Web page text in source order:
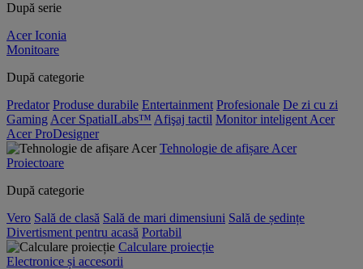
După serie
Acer Iconia
Monitoare
După categorie
Predator Produse durabile Entertainment Profesionale De zi cu zi
Gaming Acer SpatialLabs™ Afişaj tactil Monitor inteligent Acer
Acer ProDesigner
Tehnologie de afișare Acer
Proiectoare
După categorie
Vero Sală de clasă Sală de mari dimensiuni Sală de ședințe
Divertisment pentru acasă Portabil
Calculare proiecție
Electronice și accesorii